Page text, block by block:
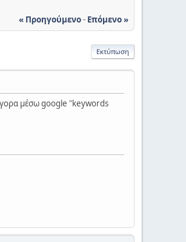
« Προηγούμενο- Επόμενο »
Εκτύπωση
μέσω google "keywords